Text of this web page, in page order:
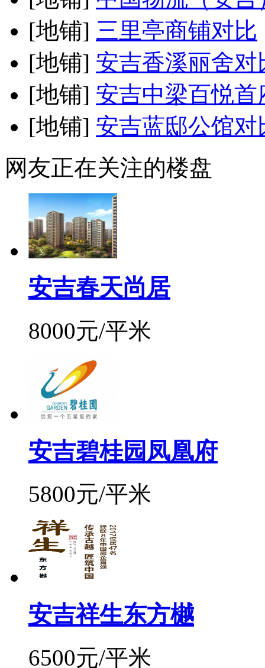
[地铺] 三里亭商铺对比
[地铺] 安吉香溪丽舍对
[地铺] 安吉中梁百悦首
[地铺] 安吉蓝邸公馆对
网友正在关注的楼盘
安吉春天尚居
8000元/平米
安吉碧桂园凤凰府
5800元/平米
安吉祥生东方樾
6500元/平米